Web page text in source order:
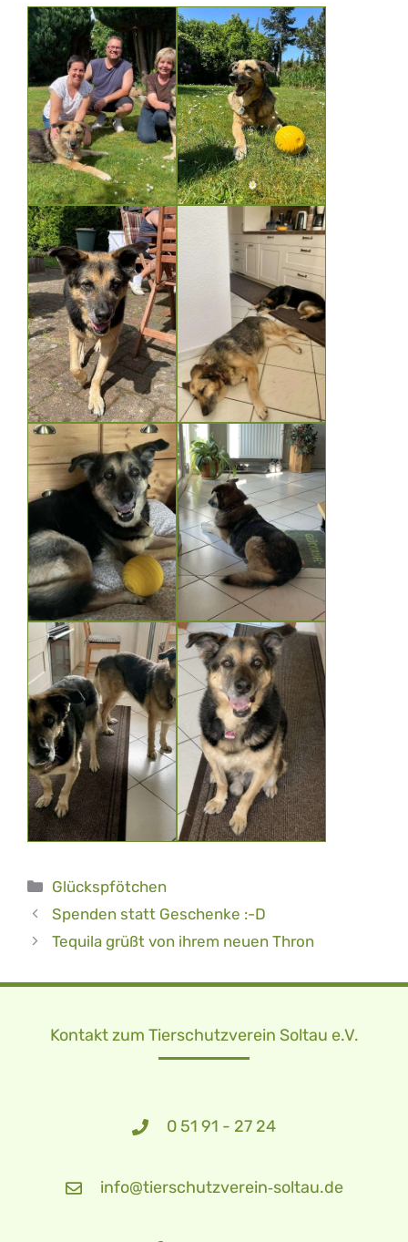
Kategorien
Glückspfötchen
Spenden statt Geschenke :-D
Tequila grüßt von ihrem neuen Thron
Kontakt zum Tierschutzverein Soltau e.V.
0 51 91 - 27 24
info@tierschutzverein‑soltau.de